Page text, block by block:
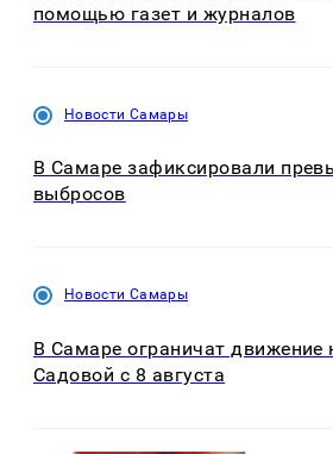
помощью газет и журналов
Новости Самары
В Самаре зафиксировали
выбросов
Новости Самары
В Самаре ограничат движение
Садовой с 8 августа